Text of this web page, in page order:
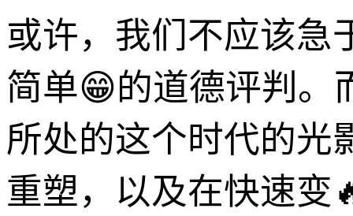
或许，我们不应该急
简单😁的道德评判。
所处的这个时代的光
重塑，以及在快速变